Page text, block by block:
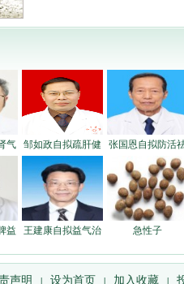
气 邹如政自拟疏肝健 张国恩自拟防活
益 王建康自拟益气治 急性子
声明 | 设为首页 | 加入收藏 |